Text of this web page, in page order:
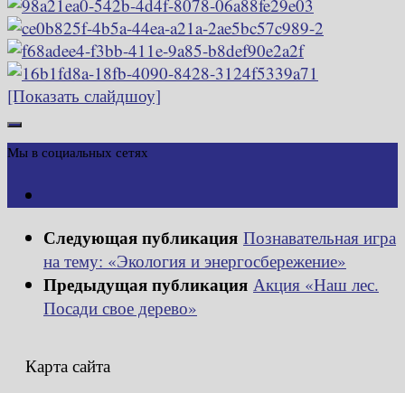
[Показать слайдшоу]
Мы в социальных сетях
Следующая публикация Познавательная игра
на тему: «Экология и энергосбережение»
Предыдущая публикация Акция «Наш лес.
Посади свое дерево»
Карта сайта